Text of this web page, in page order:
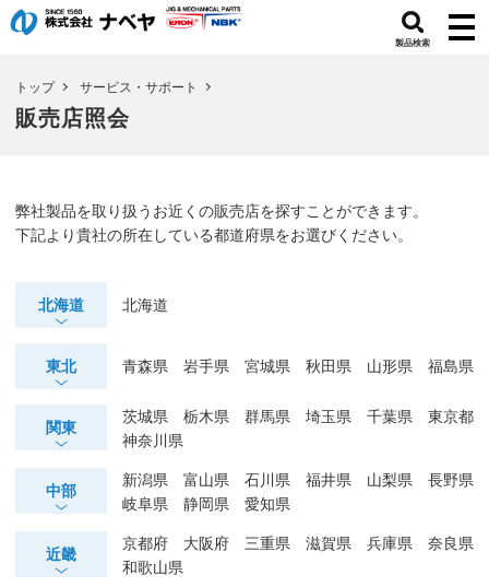
製品検索
トップ サービス・サポート
販売店照会
弊社製品を取り扱うお近くの販売店を探すことができます。
下記より貴社の所在している都道府県をお選びください。
北海道 北海道
東北 青森県 岩手県 宮城県 秋田県 山形県 福島県
関東
茨城県 栃木県 群馬県 埼玉県 千葉県
東京都
神奈川県
中部
新潟県 富山県 石川県 福井県 山梨県
長野県
岐阜県
静岡県 愛知県
近畿
京都府 大阪府 三重県 滋賀県 兵庫県
奈良県
和歌山県